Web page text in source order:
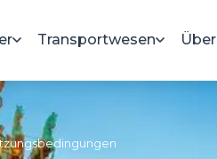
Transportwesen Über